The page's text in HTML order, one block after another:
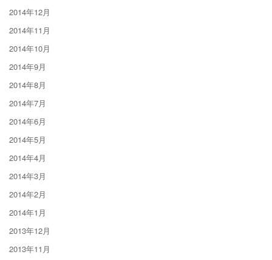
2014年12月
2014年11月
2014年10月
2014年9月
2014年8月
2014年7月
2014年6月
2014年5月
2014年4月
2014年3月
2014年2月
2014年1月
2013年12月
2013年11月